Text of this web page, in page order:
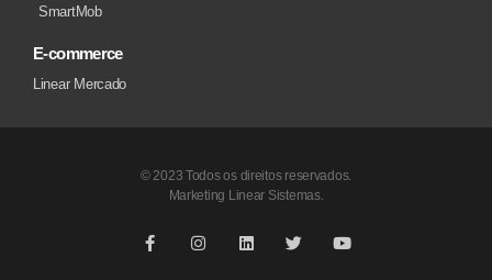
SmartMob
E-commerce
Linear Mercado
© 2023 Todos os direitos reservados.
Marketing Linear Sistemas.